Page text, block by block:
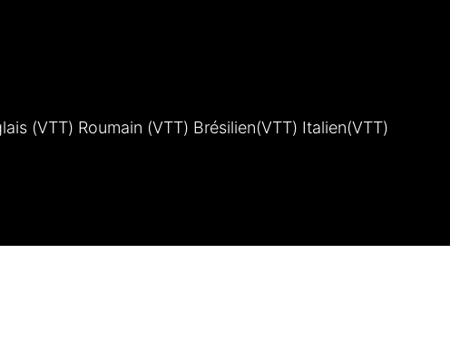
(VTT) Roumain (VTT) Brésilien(VTT) Italien(VTT)